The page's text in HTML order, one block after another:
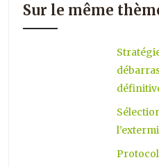
Sur le même